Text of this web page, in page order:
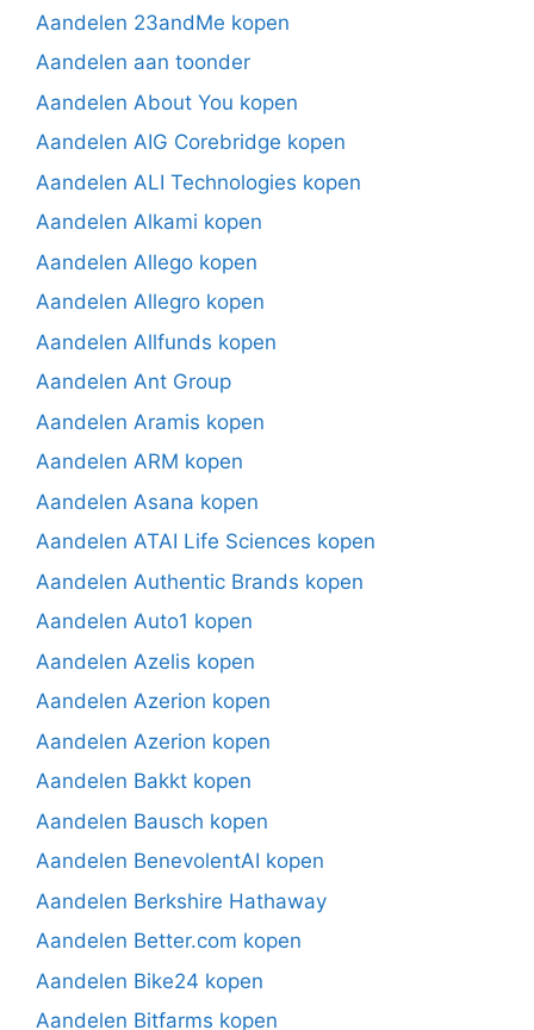
Aandelen 23andMe kopen
Aandelen aan toonder
Aandelen About You kopen
Aandelen AIG Corebridge kopen
Aandelen ALI Technologies kopen
Aandelen Alkami kopen
Aandelen Allego kopen
Aandelen Allegro kopen
Aandelen Allfunds kopen
Aandelen Ant Group
Aandelen Aramis kopen
Aandelen ARM kopen
Aandelen Asana kopen
Aandelen ATAI Life Sciences kopen
Aandelen Authentic Brands kopen
Aandelen Auto1 kopen
Aandelen Azelis kopen
Aandelen Azerion kopen
Aandelen Azerion kopen
Aandelen Bakkt kopen
Aandelen Bausch kopen
Aandelen BenevolentAI kopen
Aandelen Berkshire Hathaway
Aandelen Better.com kopen
Aandelen Bike24 kopen
Aandelen Bitfarms kopen